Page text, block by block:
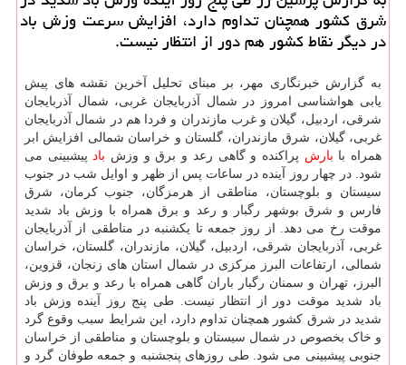
شرق كشور همچنان تداوم دارد، افزایش سرعت وزش باد
در دیگر نقاط كشور هم دور از انتظار نیست.
به گزارش خبرنگاری مهر، بر مبنای تحلیل آخرین نقشه های پیش
یابی هواشناسی امروز در شمال آذربایجان غربی، شمال آذربایجان
شرقی، اردبیل، گیلان و غرب مازندران و فردا هم در شمال آذربایجان
غربی، گیلان، شرق مازندران، گلستان و خراسان شمالی افزایش ابر
همراه با بارش پراکنده و گاهی رعد و برق و وزش باد پیشبینی می
شود. در چهار روز آینده در ساعات پس از ظهر و اوایل شب در جنوب
سیستان و بلوچستان، مناطقی از هرمزگان، جنوب کرمان، شرق
فارس و شرق بوشهر رگبار و رعد و برق همراه با وزش باد شدید
موقت رخ می دهد. از روز جمعه تا یکشنبه در مناطقی از آذربایجان
غربی، آذربایجان شرقی، اردبیل، گیلان، مازندران، گلستان، خراسان
شمالی، ارتفاعات البرز مرکزی در شمال استان های زنجان، قزوین،
البرز، تهران و سمنان رگبار باران گاهی همراه با رعد و برق و وزش
باد شدید موقت دور از انتظار نیست. طی پنج روز آینده وزش باد
شدید در شرق کشور همچنان تداوم دارد، این شرایط سبب وقوع گرد
و خاک بخصوص در شمال سیستان و بلوچستان و مناطقی از خراسان
جنوبی پیشبینی می شود. طی روزهای پنجشنبه و جمعه طوفان گرد و